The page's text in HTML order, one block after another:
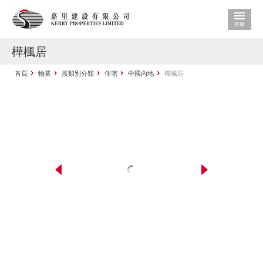
樺楓居
首頁 物業 按類別分類 住宅 中國內地 樺楓居